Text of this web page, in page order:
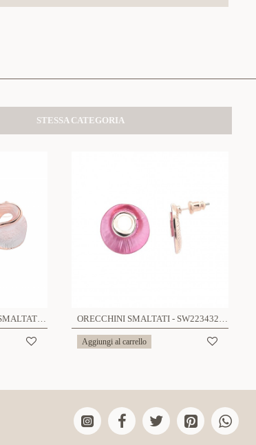
STESSA CATEGORIA
ORECCHINI TRAFORATI SMALTATI - SW19121632F74 ORECCHINI SMALTATI - SW223432B76
Aggiungi al carrello